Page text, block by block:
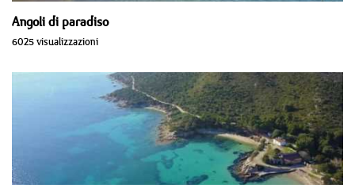
Angoli di paradiso
6025 visualizzazioni